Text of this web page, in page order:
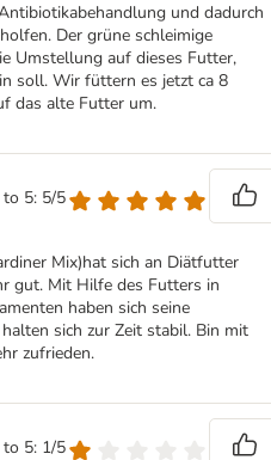
und dadurch
Der grüne schleimige
Umstellung auf dieses Futter,
soll. Wir füttern es jetzt ca 8
das alte Futter um.
to 5: 5/5
Mix)hat sich an Diätfutter
gut. Mit Hilfe des Futters in
haben sich seine
sich zur Zeit stabil. Bin mit
zufrieden.
to 5: 1/5